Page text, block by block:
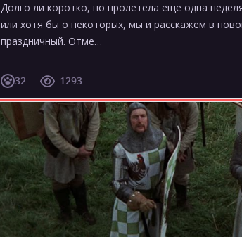
Долго ли коротко, но пролетела еще одна
или хотя бы о некоторых, мы и расскажем в
праздничный. Отме…
32 1293